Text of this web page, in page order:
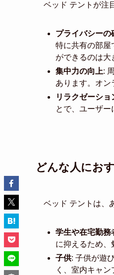
ベッド テントが注
プライバシーの
特に共有の部屋
ができるのは大
集中力の向上:
あります。オン
リラクゼーショ
とで、ユーザー
どんな人にお
ベッド テントは、
学生や在宅勤務
に抑えるため、
子供: 子供が遊
く、室内キャン